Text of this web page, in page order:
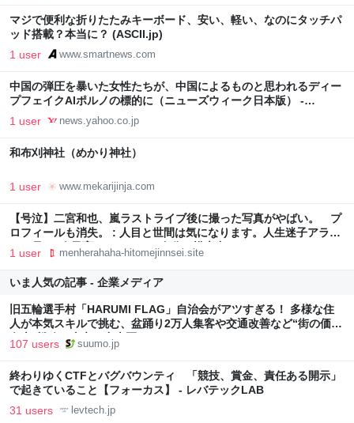
マジで便利な折りたたみキーボード、安い、軽い、なのにタッチパ
ッド搭載？本当に？ (ASCII.jp)
1 user www.smartnews.com
中国の弾圧を暴いた女性たちが、中国によるものと思われるディー
プフェイクAIポルノの標的に（ニューズウィーク日本版） -
Yahoo!ニュース
1 user news.yahoo.co.jp
和布刈神社（めかり神社）
1 user www.mekarijinja.com
【号泣】二宮和也、嵐ラストライブ後に撮った写真がやばい。 プ
ロフィールも消失。 : 人目と世間は気になります。人生迷子アラフ
ォー母の3人子育て。なりたい自分を模索中。
1 user menherahaha-hitomejinnsei.site
いま人気の記事 - 企業メディア
旧五輪選手村「HARUMI FLAG」自治会がアツすぎる！ 多様な住
人が本気スキルで挑む、盆踊り2万人集客や交通改善など“街の価値
向上”戦略 東京・中央区
107 users suumo.jp
終わりゆくCTFとバグバウンティ 「競技、賞金、責任ある開示」
で起きていること【フォーカス】 - レバテックLAB
31 users levtech.jp